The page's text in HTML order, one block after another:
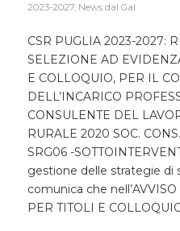
2023-2027, News dal Gal
CSR PUGLIA 2023-2027:
SELEZIONE AD
E COLLOQUIO, PER IL
DELL’INCARICO
CONSULENTE DEL
RURALE 2020 SOC.
SRG06 -
gestione delle strategie di
comunica che
PER TITOLI E